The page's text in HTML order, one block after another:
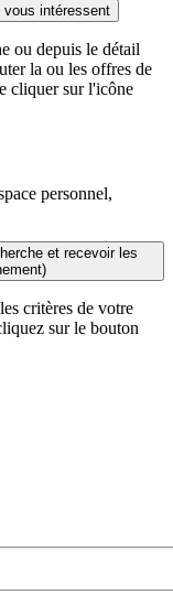
intéressent
ou depuis le détail
la ou les offres de
cliquer sur l'icône
personnel,
et recevoir les
critères de votre
sur le bouton